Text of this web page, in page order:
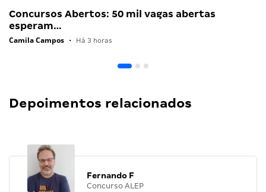
Concursos Abertos: 50 mil vagas abertas
esperam…
Camila Campos • Há 3 horas
Depoimentos relacionados
Fernando F
Concurso ALEP